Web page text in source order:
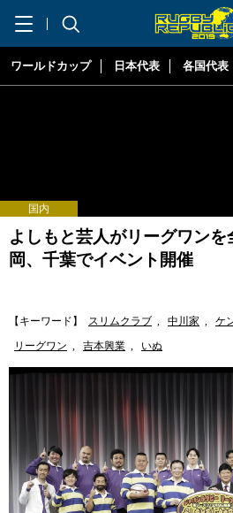
ワールドカップ 日本代表 各国代表
国内
よしもと芸人がリーグワン
岡、千葉でイベント開催
【キーワード】 スリムクラブ , 中川家 , ケ
リーグワン , 吉本興業 , いぬ